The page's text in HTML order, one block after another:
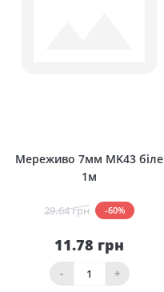
Мереживо 7мм MK43 біле
1м
29.64 грн -60%
11.78 грн
- +